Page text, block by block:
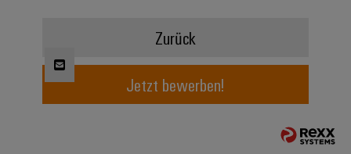
Gehäuse
Kundenspezifische
Zurück
Jetzt bewerben!